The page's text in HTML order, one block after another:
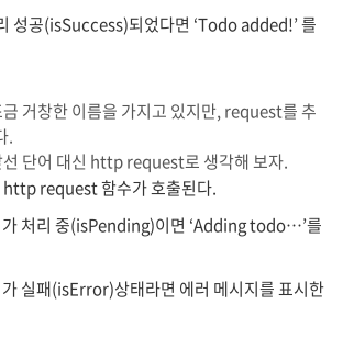
성공(isSuccess)되었다면 ‘Todo added!’ 를
거창한 이름을 가지고 있지만, request를 추
.
단어 대신 http request로 생각해 보자.
http request 함수가 호출된다.
처리 중(isPending)이면 ‘Adding todo…’를
실패(isError)상태라면 에러 메시지를 표시한